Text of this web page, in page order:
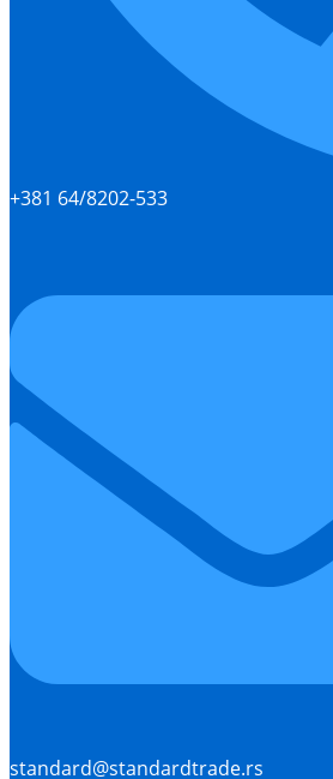
+381 64/8202-533
standard@standardtrade.rs